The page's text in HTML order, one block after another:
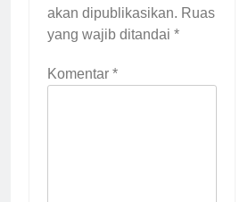
akan dipublikasikan. Ruas
yang wajib ditandai *
Komentar *